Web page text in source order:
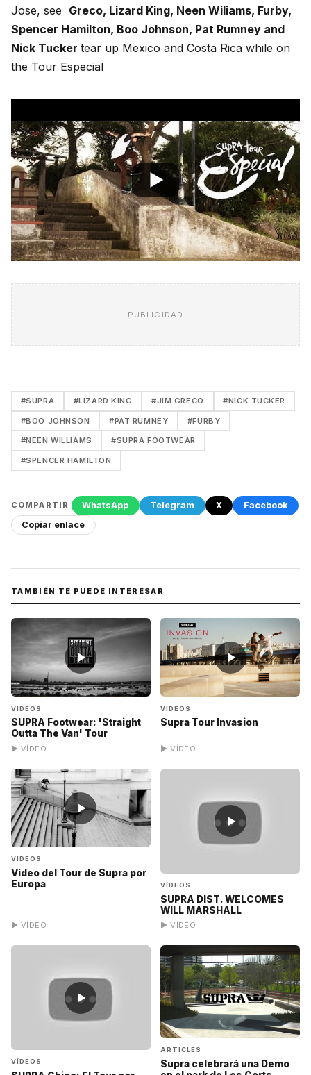
Jose, see Greco, Lizard King, Neen Wiliams, Furby,
Spencer Hamilton, Boo Johnson, Pat Rumney and
Nick Tucker tear up Mexico and Costa Rica while on
the Tour Especial
PUBLICIDAD
#SUPRA #LIZARD KING #JIM GRECO #NICK TUCKER
#BOO JOHNSON #PAT RUMNEY #FURBY
#NEEN WILLIAMS #SUPRA FOOTWEAR
#SPENCER HAMILTON
COMPARTIR WhatsApp Telegram X
Facebook
Copiar enlace
TAMBIÉN TE PUEDE INTERESAR
▶
VÍDEOS
SUPRA Footwear: 'Straight
Outta The Van' Tour
▶ VÍDEO
▶
VÍDEOS
Supra Tour Invasion
▶ VÍDEO
▶
VÍDEOS
Vídeo del Tour de Supra por
Europa
▶ VÍDEO
▶
VÍDEOS
SUPRA DIST. WELCOMES
WILL MARSHALL
▶ VÍDEO
▶
VÍDEOS
ARTICLES
Supra celebrará una Demo